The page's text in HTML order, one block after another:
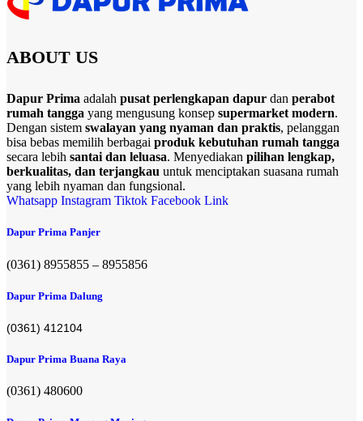
ABOUT US
Dapur Prima adalah pusat perlengkapan dapur dan perabot
rumah tangga yang mengusung konsep supermarket modern.
Dengan sistem swalayan yang nyaman dan praktis, pelanggan
bisa bebas memilih berbagai produk kebutuhan rumah tangga
secara lebih santai dan leluasa. Menyediakan pilihan lengkap,
berkualitas, dan terjangkau untuk menciptakan suasana rumah
yang lebih nyaman dan fungsional.
Whatsapp Instagram Tiktok Facebook Link
Dapur Prima Panjer
(0361) 8955855 – 8955856​
Dapur Prima Dalung
(0361) 412104
Dapur Prima Buana Raya
(0361) 480600